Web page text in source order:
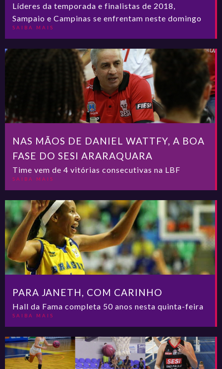
Líderes da temporada e finalistas de 2018,
Sampaio e Campinas se enfrentam neste domingo
SAIBA MAIS
NAS MÃOS DE DANIEL WATTFY, A BOA
FASE DO SESI ARARAQUARA
Time vem de 4 vitórias consecutivas na LBF
SAIBA MAIS
PARA JANETH, COM CARINHO
Hall da Fama completa 50 anos nesta quinta-feira
SAIBA MAIS